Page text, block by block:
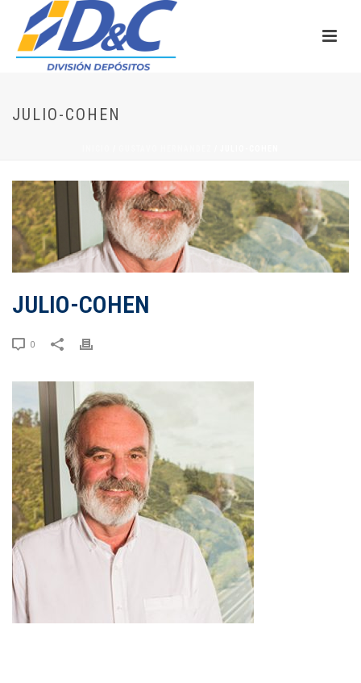
JULIO-COHEN
JULIO-COHEN
0